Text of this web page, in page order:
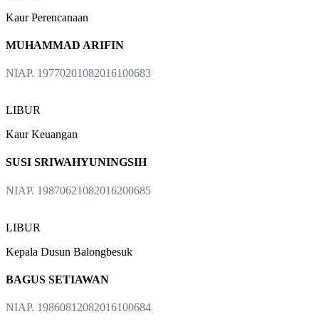
Kaur Perencanaan
MUHAMMAD ARIFIN
NIAP. 19770201082016100683
LIBUR
Kaur Keuangan
SUSI SRIWAHYUNINGSIH
NIAP. 19870621082016200685
LIBUR
Kepala Dusun Balongbesuk
BAGUS SETIAWAN
NIAP. 19860812082016100684